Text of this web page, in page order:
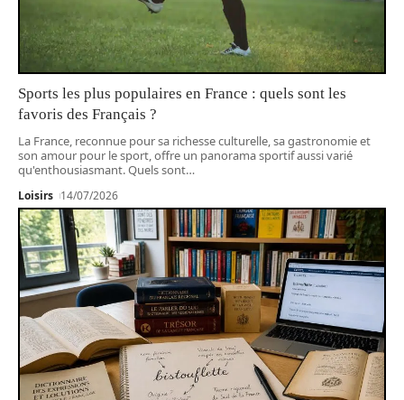
Sports les plus populaires en France : quels sont les
favoris des Français ?
La France, reconnue pour sa richesse culturelle, sa gastronomie et
son amour pour le sport, offre un panorama sportif aussi varié
qu'enthousiasmant. Quels sont…
Loisirs 14/07/2026